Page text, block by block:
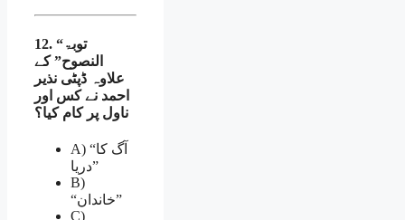
12. “توبۃ
النصوح” کے
علاوہ ڈپٹی نذیر
احمد نے کس اور
ناول پر کام کیا؟
A) “آگ کا
دریا”
B)
“خاندان”
C)